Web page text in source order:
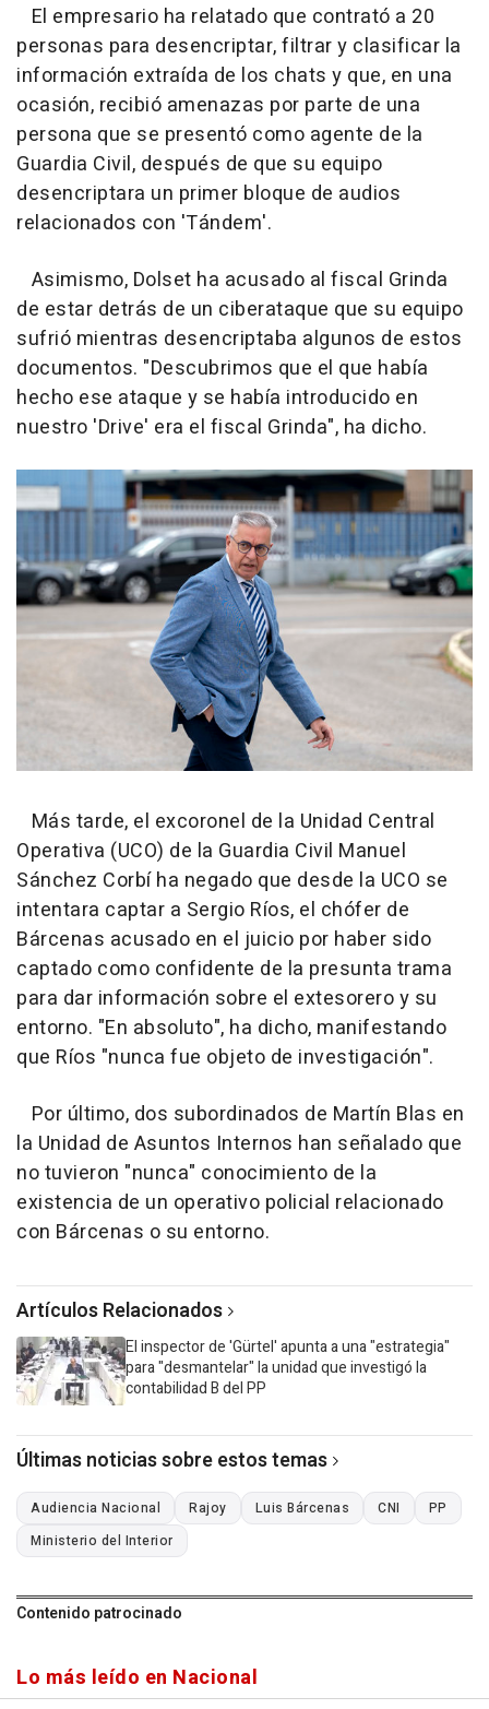
El empresario ha relatado que contrató a 20
personas para desencriptar, filtrar y clasificar la
información extraída de los chats y que, en una
ocasión, recibió amenazas por parte de una
persona que se presentó como agente de la
Guardia Civil, después de que su equipo
desencriptara un primer bloque de audios
relacionados con 'Tándem'.
Asimismo, Dolset ha acusado al fiscal Grinda
de estar detrás de un ciberataque que su equipo
sufrió mientras desencriptaba algunos de estos
documentos. "Descubrimos que el que había
hecho ese ataque y se había introducido en
nuestro 'Drive' era el fiscal Grinda", ha dicho.
Más tarde, el excoronel de la Unidad Central
Operativa (UCO) de la Guardia Civil Manuel
Sánchez Corbí ha negado que desde la UCO se
intentara captar a Sergio Ríos, el chófer de
Bárcenas acusado en el juicio por haber sido
captado como confidente de la presunta trama
para dar información sobre el extesorero y su
entorno. "En absoluto", ha dicho, manifestando
que Ríos "nunca fue objeto de investigación".
Por último, dos subordinados de Martín Blas en
la Unidad de Asuntos Internos han señalado que
no tuvieron "nunca" conocimiento de la
existencia de un operativo policial relacionado
con Bárcenas o su entorno.
Artículos Relacionados
El inspector de 'Gürtel' apunta a una "estrategia"
para "desmantelar" la unidad que investigó la
contabilidad B del PP
Últimas noticias sobre estos temas
Audiencia Nacional Rajoy Luis Bárcenas CNI
PP
Ministerio del Interior
Contenido patrocinado
Lo más leído en Nacional